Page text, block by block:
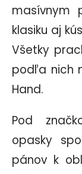
masívnym
klasiku aj
Všetky
podľa nich
Hand.
Pod
opasky
pánov k